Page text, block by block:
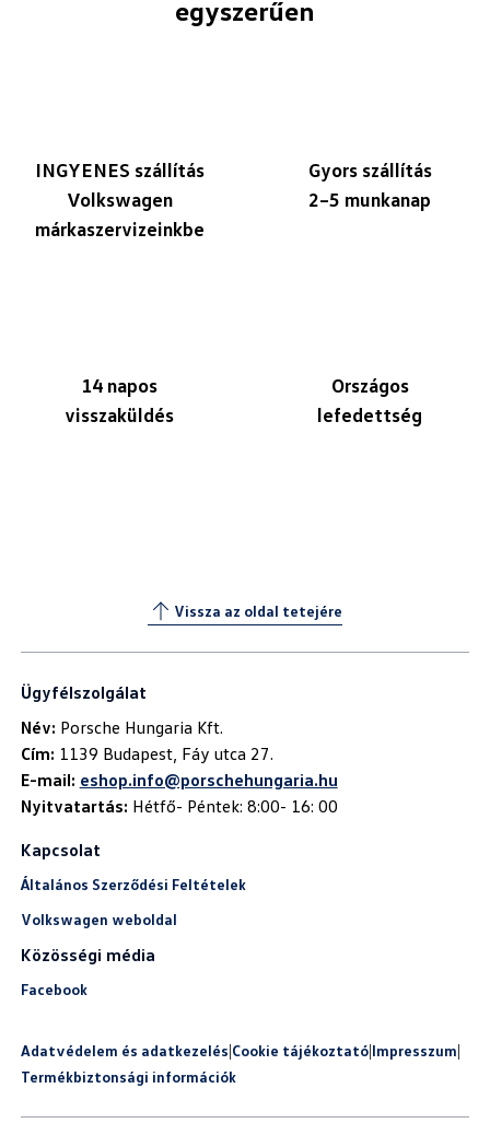
egyszerűen
INGYENES szállítás
Volkswagen
márkaszervizeinkbe
Gyors szállítás
2–5 munkanap
14 napos
visszaküldés
Országos
lefedettség
Vissza az oldal tetejére
Ügyfélszolgálat
Név:
Cím:
E-mail: eshop.info@porschehungaria.hu
Nyitvatartás: Hétfő- Péntek: 8:00- 16: 00
Kapcsolat
Általános Szerződési Feltételek
Volkswagen weboldal
Közösségi média
Facebook
Adatvédelem és adatkezelés|Cookie tájékoztató|Impresszum|
Termékbiztonsági információk